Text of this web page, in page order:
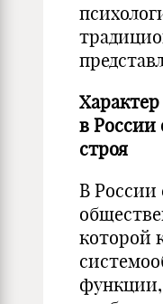
в России
строя
В России
которой
функции,